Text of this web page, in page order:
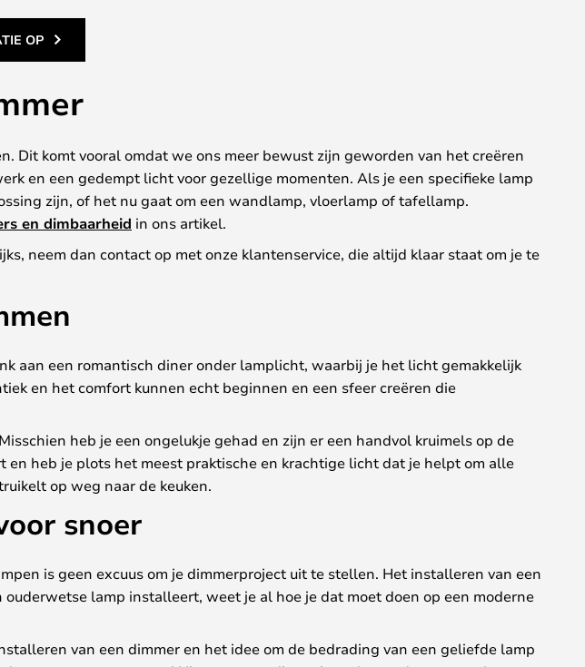
OP
Dit komt vooral omdat we ons meer bewust zijn geworden van het creëren
en een gedempt licht voor gezellige momenten. Als je een specifieke lamp
zijn, of het nu gaat om een wandlamp, vloerlamp of tafellamp.
en dimbaarheid in ons artikel.
neem dan contact op met onze klantenservice, die altijd klaar staat om je te
aan een romantisch diner onder lamplicht, waarbij je het licht gemakkelijk
en het comfort kunnen echt beginnen en een sfeer creëren die
heb je een ongelukje gehad en zijn er een handvol kruimels op de
heb je plots het meest praktische en krachtige licht dat je helpt om alle
op weg naar de keuken.
snoer
is geen excuus om je dimmerproject uit te stellen. Het installeren van een
lamp installeert, weet je al hoe je dat moet doen op een moderne
van een dimmer en het idee om de bedrading van een geliefde lamp